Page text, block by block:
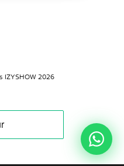
IZYSHOW 2026